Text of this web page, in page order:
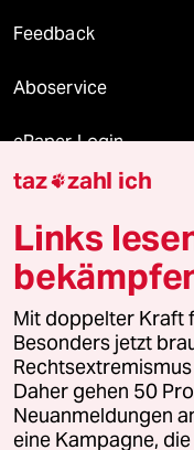
Feedback
Aboservice
ePaper Login
Downloads für
© 2026 taz Verlags
Alle Rechte vorbehalten.
wenden Sie sich bitte an
Feedback
taz zahl ich
Links
Mit doppelter Kraft
Besonders jetzt
Daher gehen 50
Neuanmeldungen
eine Kampagne,